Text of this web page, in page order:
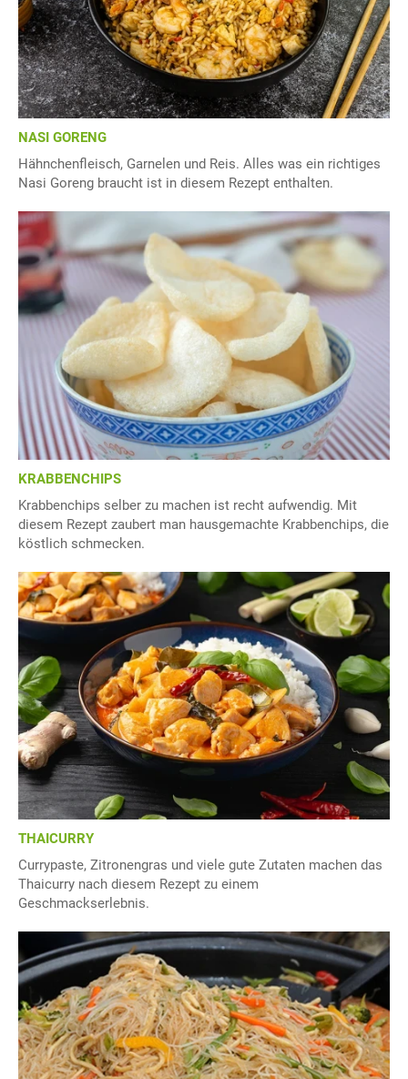
NASI GORENG
Hähnchenfleisch, Garnelen und Reis. Alles was ein richtiges
Nasi Goreng braucht ist in diesem Rezept enthalten.
KRABBENCHIPS
Krabbenchips selber zu machen ist recht aufwendig. Mit
diesem Rezept zaubert man hausgemachte Krabbenchips, die
köstlich schmecken.
THAICURRY
Currypaste, Zitronengras und viele gute Zutaten machen das
Thaicurry nach diesem Rezept zu einem
Geschmackserlebnis.